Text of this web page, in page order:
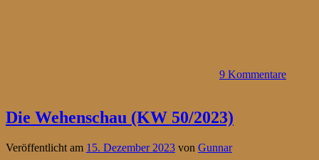
9 Kommentare
Die Wehenschau (KW 50/2023)
Veröffentlicht am 15. Dezember 2023 von Gunnar